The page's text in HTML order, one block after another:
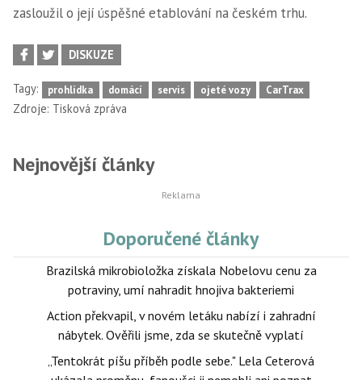
zasloužil o její úspěšné etablování na českém trhu.
DISKUZE
Tagy: prohlídka domácí servis ojeté vozy CarTrax
Zdroje: Tisková zpráva
Nejnovější články
Doporučené články
Brazilská mikrobioložka získala Nobelovu cenu za
potraviny, umí nahradit hnojiva bakteriemi
Action překvapil, v novém letáku nabízí i zahradní
nábytek. Ověřili jsme, zda se skutečně vyplatí
„Tentokrát píšu příběh podle sebe." Lela Ceterová